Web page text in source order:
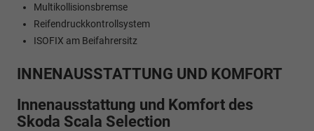
Multikollisionsbremse
Reifendruckkontrollsystem
ISOFIX am Beifahrersitz
INNENAUSSTATTUNG UND KOMFORT
Innenausstattung und Komfort des
Skoda Scala Selection